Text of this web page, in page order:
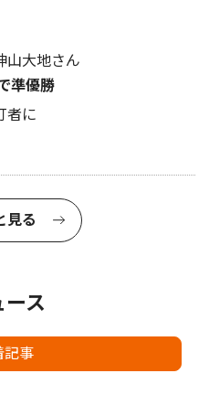
大地さん
準優勝
者に
見る
ス
記事